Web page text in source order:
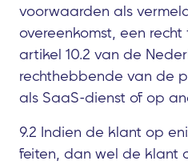
voorwaarden als
overeenkomst, een
artikel 10.2 van de
rechthebbende van de
als SaaS-dienst of op
9.2 Indien de klant op
feiten, dan wel de klant